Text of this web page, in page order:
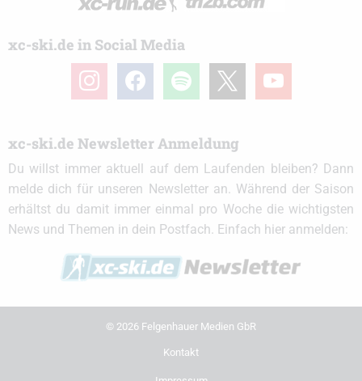
xc-ski.de in Social Media
instagramfacebook spotify youtube
xc-ski.de Newsletter Anmeldung
Du willst immer aktuell auf dem Laufenden bleiben? Dann
melde dich für unseren Newsletter an. Während der Saison
erhältst du damit immer einmal pro Woche die wichtigsten
News und Themen in dein Postfach. Einfach hier anmelden:
© 2026 Felgenhauer Medien GbR
Kontakt